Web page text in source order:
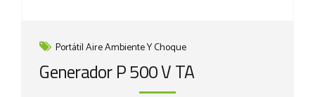
Portátil Aire Ambiente Y Choque
Generador P 500 V TA